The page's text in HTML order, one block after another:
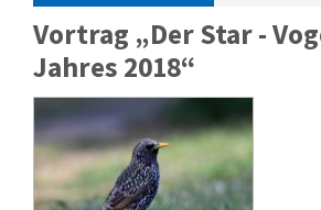
Vortrag „Der Star -
Jahres 2018“